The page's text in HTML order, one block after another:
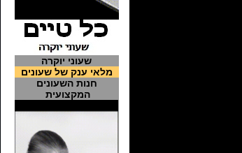
שעוני יוקרה
מלאי ענק של שעונים
חנות השעונים
המקצועית